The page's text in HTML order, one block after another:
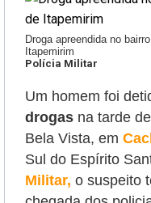
Droga apreendida no
Itapemirim
Polícia Militar
Um homem foi
drogas na tarde
Bela Vista, em
Sul do Espírito
Militar, o suspeito